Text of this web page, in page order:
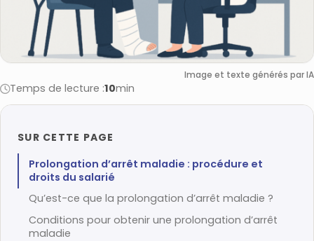
Image et texte générés par IA
Temps de lecture :10min
SUR CETTE PAGE
Prolongation d’arrêt maladie : procédure et
droits du salarié
Qu’est-ce que la prolongation d’arrêt maladie ?
Conditions pour obtenir une prolongation d’arrêt
maladie